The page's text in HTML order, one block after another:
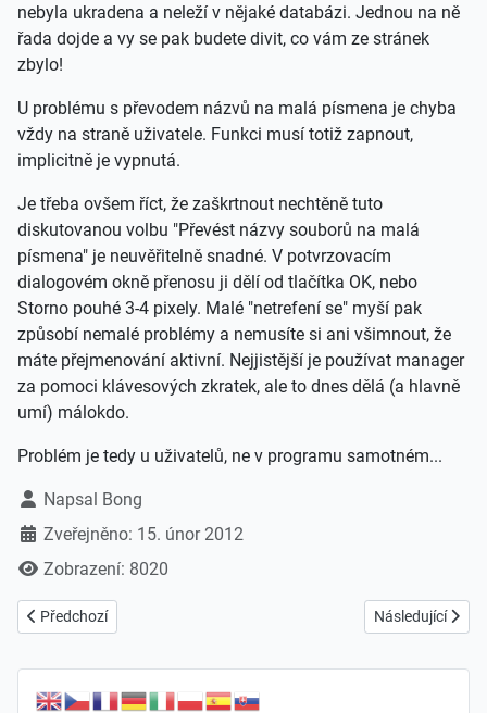
nebyla ukradena a neleží v nějaké databázi. Jednou na ně
řada dojde a vy se pak budete divit, co vám ze stránek
zbylo!
U problému s převodem názvů na malá písmena je chyba
vždy na straně uživatele. Funkci musí totiž zapnout,
implicitně je vypnutá.
Je třeba ovšem říct, že zaškrtnout nechtěně tuto
diskutovanou volbu "Převést názvy souborů na malá
písmena" je neuvěřitelně snadné. V potvrzovacím
dialogovém okně přenosu ji dělí od tlačítka OK, nebo
Storno pouhé 3-4 pixely. Malé "netrefení se" myší pak
způsobí nemalé problémy a nemusíte si ani všimnout, že
máte přejmenování aktivní. Nejjistější je používat manager
za pomoci klávesových zkratek, ale to dnes dělá (a hlavně
umí) málokdo.
Problém je tedy u uživatelů, ne v programu samotném...
Základní údaje
Napsal Bong
Zveřejněno: 15. únor 2012
Zobrazení: 8020
Předchozí článek: Jak nainstalovat češtinu do Joomla 2.5 přes FTP
Předchozí Další článek:
Následující